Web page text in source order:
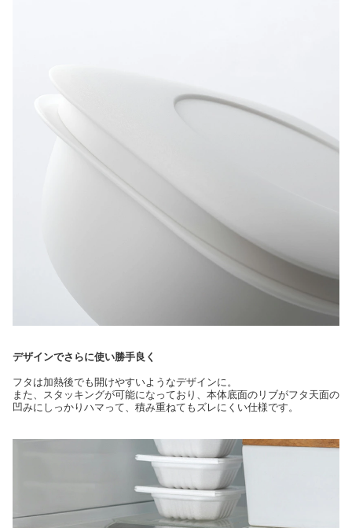
デザインでさらに使い勝手良く
フタは加熱後でも開けやすいようなデザインに。
また、スタッキングが可能になっており、本体底面のリブがフタ天面の
凹みにしっかりハマって、積み重ねてもズレにくい仕様です。